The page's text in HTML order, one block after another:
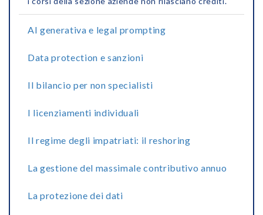
AI generativa e legal prompting
Data protection e sanzioni
Il bilancio per non specialisti
I licenziamenti individuali
Il regime degli impatriati: il reshoring
La gestione del massimale contributivo annuo
La protezione dei dati